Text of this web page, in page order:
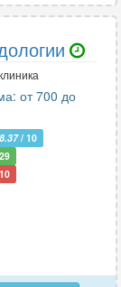
от 700 до
8.37/ 10
29
10